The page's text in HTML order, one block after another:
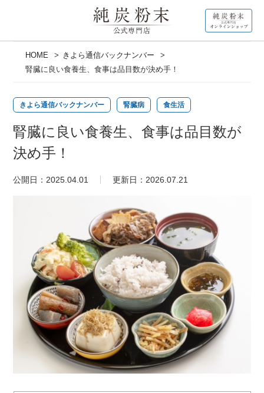
HOME
きよら通信バックナンバー
腎臓に良い食養生、食事は品目数が決め手！
きよら通信バックナンバー 腎臓病 食生活
腎臓に良い食養生、食事は品目数が
決め手！
公開日：2025.04.01 更新日：2026.07.21
記事カテゴリ一覧
純炭粉末について
純炭粉末からのお知らせ
きよら通信バックナンバー
閉じる